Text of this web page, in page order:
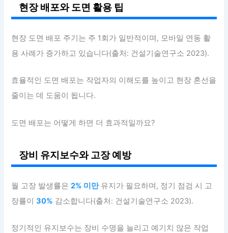
현장 배포와 도면 활용 팁
현장 도면 배포 주기는 주 1회가 일반적이며, 모바일 연동 활
용 사례가 증가하고 있습니다(출처: 건설기술연구소 2023).
효율적인 도면 배포는 작업자의 이해도를 높이고 현장 혼선을
줄이는 데 도움이 됩니다.
도면 배포는 어떻게 하면 더 효과적일까요?
장비 유지보수와 고장 예방
월 고장 발생률은2% 미만유지가 필요하며, 정기 점검 시 고
장률이30% 감소합니다(출처: 건설기술연구소 2023).
정기적인 유지보수는 장비 수명을 늘리고 예기치 않은 작업